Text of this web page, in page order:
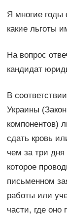
Я многие годы
какие льготы
На вопрос
кандидат
В
Украины
компонентов)
сдать кровь
чем за три
которое
письменном
работы или
части, где